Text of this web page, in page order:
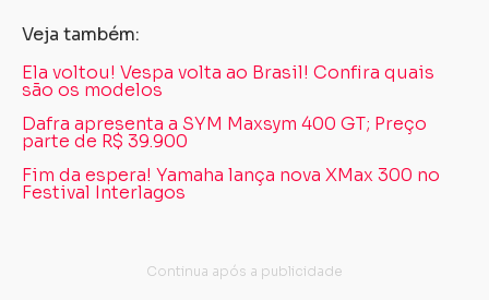
Veja também:
Ela voltou! Vespa volta ao Brasil! Confira quais
são os modelos
Dafra apresenta a SYM Maxsym 400 GT; Preço
parte de R$ 39.900
Fim da espera! Yamaha lança nova XMax 300 no
Festival Interlagos
Carregando...
Carregando...